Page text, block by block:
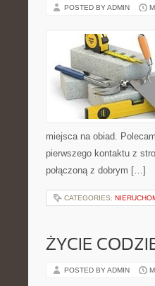
POSTED BY ADMIN
miejsca na obiad.
pierwszego kontaktu z
połączoną z dobrym […]
CATEGORIES:
ŻYCIE
POSTED BY ADMIN